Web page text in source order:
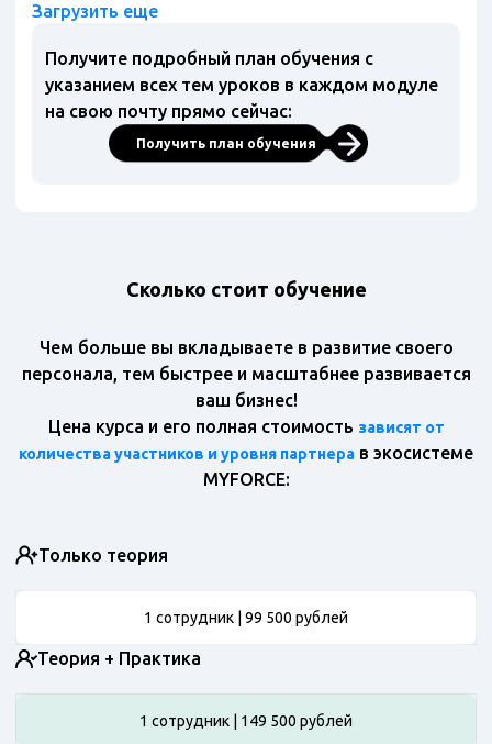
Загрузить еще
Получите подробный план обучения с
указанием всех тем уроков в каждом модуле
на свою почту прямо сейчас:
Получить план обучения
Сколько стоит обучение
Чем больше вы вкладываете в развитие своего
персонала, тем быстрее и масштабнее развивается
ваш бизнес!
Цена курса и его полная стоимость зависят от
количества участников и уровня партнера в экосистеме
MYFORCE:
Только теория
1 сотрудник | 99 500 рублей
Теория + Практика
1 сотрудник | 149 500 рублей